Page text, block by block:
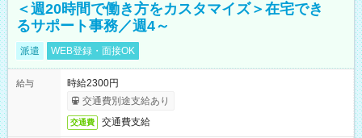
＜週20時間で働き方をカスタマイズ＞在宅でき
るサポート事務／週4～
派遣 WEB登録・面接OK
給与
時給2300円
交通費別途支給あり
交通費 交通費支給